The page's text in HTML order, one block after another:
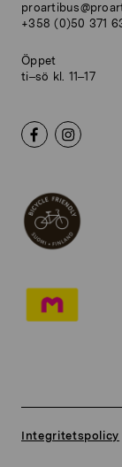
+358 (0)50 371
Öppet
ti–sö kl. 11–17
Integritetspolicy